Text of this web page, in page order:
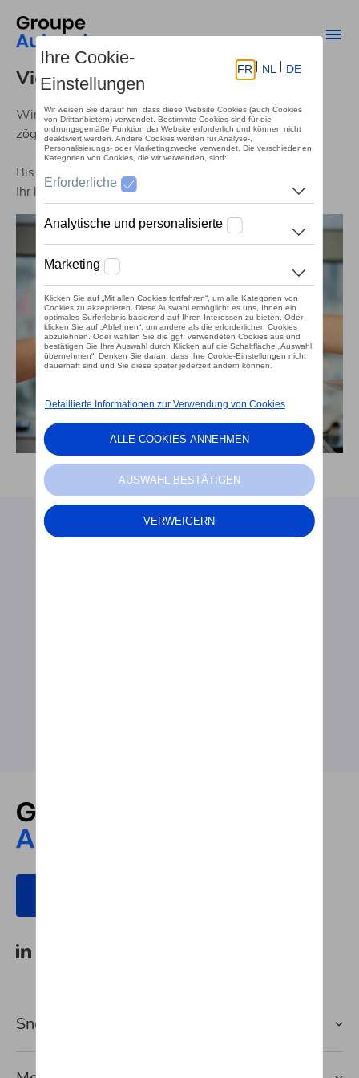
zum
Inhalt
Vielen Dankfür Ihre Bewerbung !
Wir haben Ihre Bewerbung erhalten und werden nicht
zögern, uns bei Ihnen zu melden.
Bis bald!
Ihr leidenschaftliches Händlernetz von Autosphere.
Unsere
Snel naar